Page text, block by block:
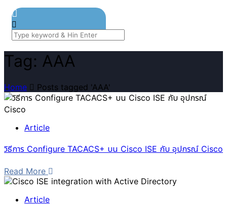
Tag: AAA
Home Posts tagged 'AAA'
Article
วิธีการ Configure TACACS+ บน Cisco ISE กับ อุปกรณ์ Cisco
Read More
Article